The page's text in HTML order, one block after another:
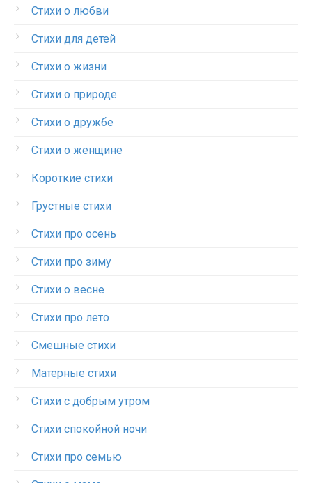
Стихи о любви
Стихи для детей
Стихи о жизни
Стихи о природе
Стихи о дружбе
Стихи о женщине
Короткие стихи
Грустные стихи
Стихи про осень
Стихи про зиму
Стихи о весне
Стихи про лето
Смешные стихи
Матерные стихи
Стихи с добрым утром
Стихи спокойной ночи
Стихи про семью